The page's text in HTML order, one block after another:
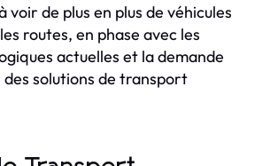
voir de plus en plus de véhicules
routes, en phase avec les
actuelles et la demande
solutions de transport